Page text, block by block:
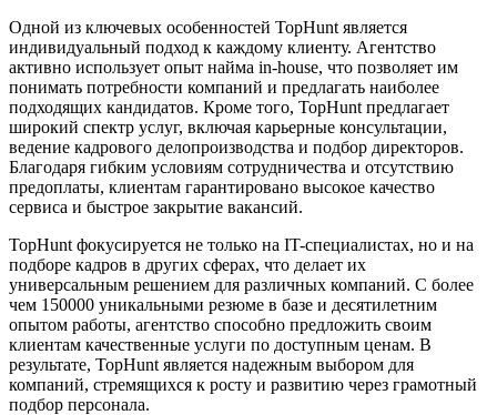
Одной из ключевых особенностей TopHunt является
индивидуальный подход к каждому клиенту. Агентство
активно использует опыт найма in-house, что позволяет им
понимать потребности компаний и предлагать наиболее
подходящих кандидатов. Кроме того, TopHunt предлагает
широкий спектр услуг, включая карьерные консультации,
ведение кадрового делопроизводства и подбор директоров.
Благодаря гибким условиям сотрудничества и отсутствию
предоплаты, клиентам гарантировано высокое качество
сервиса и быстрое закрытие вакансий.
TopHunt фокусируется не только на IT-специалистах, но и на
подборе кадров в других сферах, что делает их
универсальным решением для различных компаний. С более
чем 150000 уникальными резюме в базе и десятилетним
опытом работы, агентство способно предложить своим
клиентам качественные услуги по доступным ценам. В
результате, TopHunt является надежным выбором для
компаний, стремящихся к росту и развитию через грамотный
подбор персонала.